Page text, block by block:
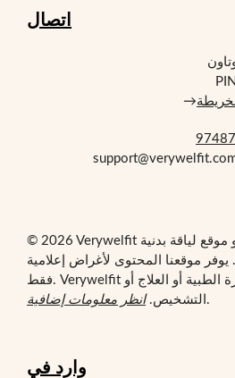
اتصال
→
موقعنا المحتوى لأغراض إعلامية
فقط. Verywelfit ليس بديلاً عن المشورة الطبية أو العلاج أو
التشخيص.انظر معلومات إضافية .
وارد في